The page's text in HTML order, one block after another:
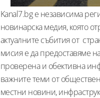
Kanal7.bg е независима
новинарска медия, която
актуалните събития от
мисия е да предоставяме
проверена и обективна
важните теми от
местни новини,